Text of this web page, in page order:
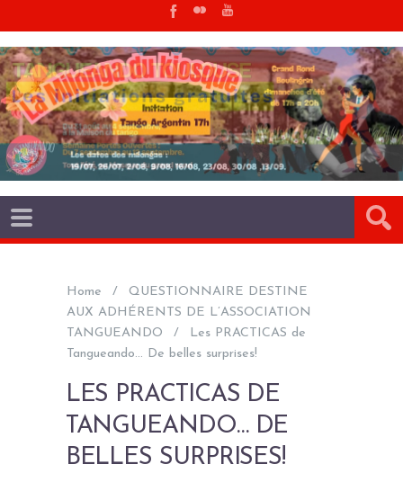
Home
QUESTIONNAIRE DESTINE
AUX ADHÉRENTS DE L’ASSOCIATION
TANGUEANDO
Les PRACTICAS de
Tangueando… De belles surprises!
LES PRACTICAS DE
TANGUEANDO… DE
BELLES SURPRISES!